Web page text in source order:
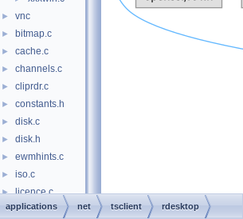
► vnc
► bitmap.c
► cache.c
► channels.c
► cliprdr.c
► constants.h
► disk.c
► disk.h
► ewmhints.c
► iso.c
► licence.c
► lspci.c
applications net tsclient rdesktop